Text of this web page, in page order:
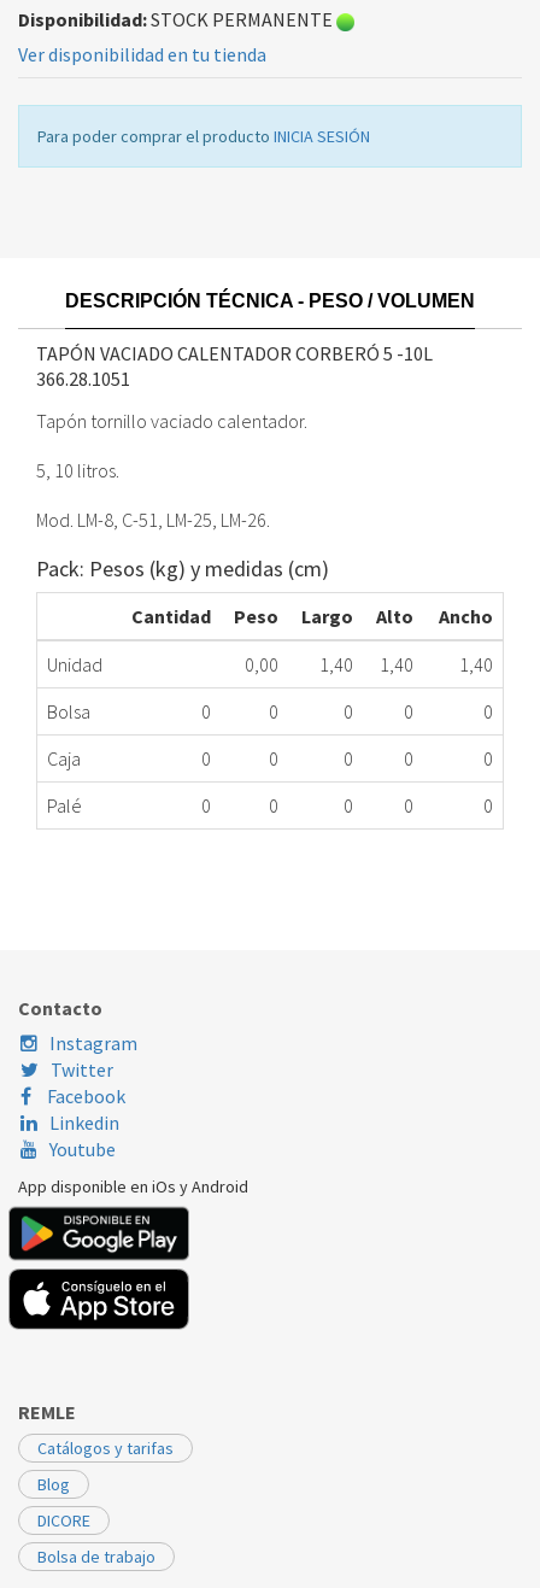
Disponibilidad:STOCK PERMANENTE
Ver disponibilidad en tu tienda
Para poder comprar el producto INICIA SESIÓN
DESCRIPCIÓN TÉCNICA - PESO / VOLUMEN
TAPÓN VACIADO CALENTADOR CORBERÓ 5 -10L
366.28.1051
Tapón tornillo vaciado calentador.
5, 10 litros.
Mod. LM-8, C-51, LM-25, LM-26.
Pack: Pesos (kg) y medidas (cm)
Cantidad Peso Largo Alto
Ancho
Unidad
0,00 1,40 1,40
1,40
Bolsa
0 0 0 0
0
Caja
0 0 0 0
0
Palé
0 0 0 0 0
Contacto
Instagram
Twitter
Facebook
Linkedin
Youtube
App disponible en iOs y Android
REMLE
Catálogos y tarifas
Blog
DICORE
Bolsa de trabajo